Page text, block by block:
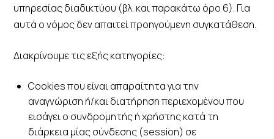
υπηρεσίας διαδικτύου (βλ. και παρακάτω όρο 6). Για
αυτά ο νόμος δεν απαιτεί προηγούμενη συγκατάθεση.
Διακρίνουμε τις εξής κατηγορίες:
Cookies που είναι απαραίτητα για την
αναγνώριση ή/και διατήρηση περιεχομένου που
εισάγει ο συνδρομητής ή χρήστης κατά τη
διάρκεια μίας σύνδεσης (session) σε